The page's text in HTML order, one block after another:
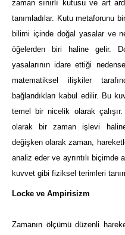
zaman sınırlı kutusu ve art
tanımladılar. Kutu metaforunu
bilimi içinde doğal yasalar ve
öğelerden biri haline gelir.
yasalarının idare ettiği
matematiksel ilişkiler
bağlandıkları kabul edilir. Bu
temel bir nicelik olarak
olarak bir zaman işlevi
değişken olarak zaman,
analiz eder ve ayrıntılı biçimde
kuvvet gibi fiziksel terimleri
Locke ve Ampirisizm
Zamanın ölçümü düzenli